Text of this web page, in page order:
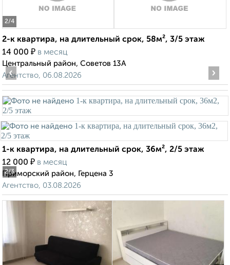
2/4
2-к квартира, на длительный срок, 58м², 3/5 этаж
14 000 ₽ в месяц
Центральный район, Советов 13А
Агентство, 06.08.2026
2/3
‹ ›
1-к квартира, на длительный срок, 36м², 2/5 этаж
12 000 ₽ в месяц
Приморский район, Герцена 3
Агентство, 03.08.2026